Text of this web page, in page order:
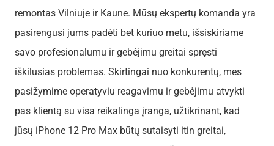
remontas Vilniuje ir Kaune. Mūsų ekspertų komanda yra
pasirengusi jums padėti bet kuriuo metu, išsiskiriame
savo profesionalumu ir gebėjimu greitai spręsti
iškilusias problemas. Skirtingai nuo konkurentų, mes
pasižymime operatyviu reagavimu ir gebėjimu atvykti
pas klientą su visa reikalinga įranga, užtikrinant, kad
jūsų iPhone 12 Pro Max būtų sutaisyti itin greitai,